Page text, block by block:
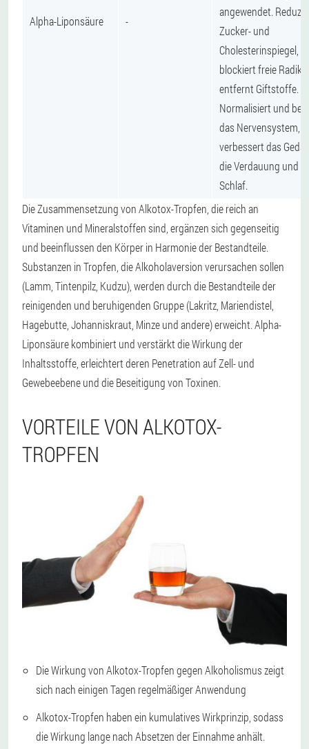
Alpha-Liponsäure -
angewendet.
Zucker- und
Cholesterinspiegel,
blockiert freie
entfernt Giftstoffe.
Normalisiert und
das Nervensystem,
verbessert das
die Verdauung und
Schlaf.
Die Zusammensetzung von Alkotox-Tropfen, die reich an
Vitaminen und Mineralstoffen sind, ergänzen sich gegenseitig
und beeinflussen den Körper in Harmonie der Bestandteile.
Substanzen in Tropfen, die Alkoholaversion verursachen sollen
(Lamm, Tintenpilz, Kudzu), werden durch die Bestandteile der
reinigenden und beruhigenden Gruppe (Lakritz, Mariendistel,
Hagebutte, Johanniskraut, Minze und andere) erweicht. Alpha-
Liponsäure kombiniert und verstärkt die Wirkung der
Inhaltsstoffe, erleichtert deren Penetration auf Zell- und
Gewebeebene und die Beseitigung von Toxinen.
VORTEILE VON ALKOTOX-
TROPFEN
Die Wirkung von Alkotox-Tropfen gegen Alkoholismus zeigt
sich nach einigen Tagen regelmäßiger Anwendung
Alkotox-Tropfen haben ein kumulatives Wirkprinzip, sodass
die Wirkung lange nach Absetzen der Einnahme anhält.